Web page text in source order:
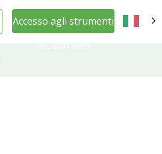
Accesso agli strumenti